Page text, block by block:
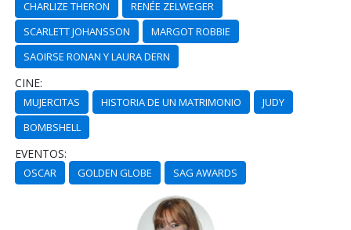
CHARLIZE THERON
RENÉE ZELWEGER
SCARLETT JOHANSSON
MARGOT ROBBIE
SAOIRSE RONAN Y LAURA DERN
CINE:
MUJERCITAS HISTORIA DE UN MATRIMONIO
JUDY
BOMBSHELL
EVENTOS:
OSCAR GOLDEN GLOBE SAG AWARDS